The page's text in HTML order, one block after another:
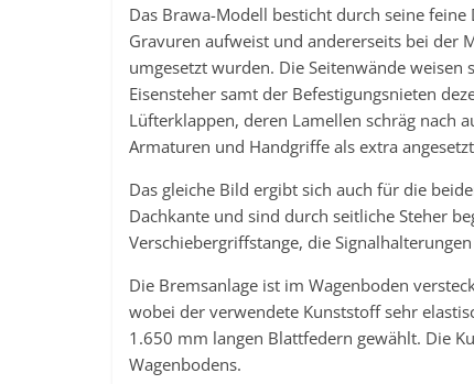
Das Brawa-Modell besticht durch seine
Gravuren aufweist und andererseits bei der
umgesetzt wurden. Die Seitenwände
Eisensteher samt der Befestigungsnieten
Lüfterklappen, deren Lamellen schräg nach
Armaturen und Handgriffe als extra
Das gleiche Bild ergibt sich auch für die
Dachkante und sind durch seitliche Steher
Verschiebergriffstange, die
Die Bremsanlage ist im Wagenboden
wobei der verwendete Kunststoff sehr
1.650 mm langen Blattfedern gewählt. Die
Wagenbodens.